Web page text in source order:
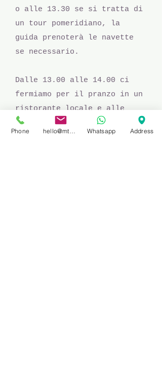
o alle 13.30 se si tratta di
un tour pomeridiano, la
guida prenoterà le navette
se necessario.
Dalle 13.00 alle 14.00 ci
fermiamo per il pranzo in un
ristorante locale e alle
14.00 prendiamo la seconda
navetta se necessario.
Phone Whatsapp Address